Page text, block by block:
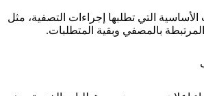
الأساسية التي تطلبها إجراءات التصفية، مثل
المرتبطة بالمصفي وبقية المتطلبات.